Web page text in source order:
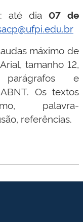
: até dia 07 de
máximo de
tamanho 12,
e
Os textos
palavra-
referências.